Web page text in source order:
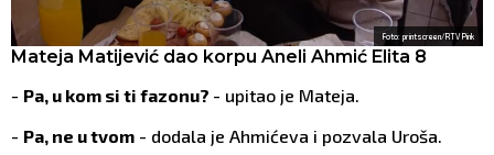
Foto: printscreen/RTV Pink
Mateja Matijević dao korpu Aneli Ahmić Elita 8
- Pa, u kom si ti fazonu? - upitao je Mateja.
- Pa, ne u tvom - dodala je Ahmićeva i pozvala Uroša.